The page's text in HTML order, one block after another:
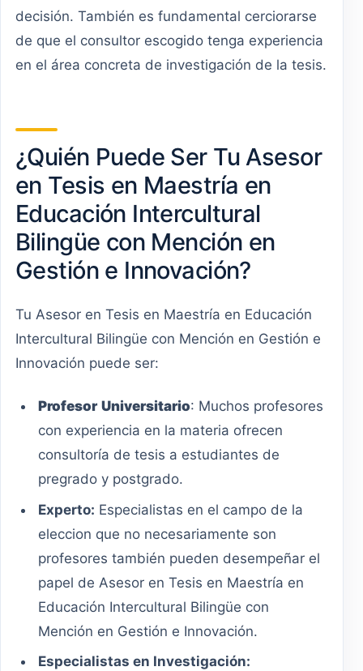
decisión. También es fundamental cerciorarse
de que el consultor escogido tenga experiencia
en el área concreta de investigación de la tesis.
¿Quién Puede Ser Tu Asesor
en Tesis en Maestría en
Educación Intercultural
Bilingüe con Mención en
Gestión e Innovación?
Tu Asesor en Tesis en Maestría en Educación
Intercultural Bilingüe con Mención en Gestión e
Innovación puede ser:
Profesor Universitario: Muchos profesores
con experiencia en la materia ofrecen
consultoría de tesis a estudiantes de
pregrado y postgrado.
Experto: Especialistas en el campo de la
eleccion que no necesariamente son
profesores también pueden desempeñar el
papel de Asesor en Tesis en Maestría en
Educación Intercultural Bilingüe con
Mención en Gestión e Innovación.
Especialistas en Investigación: